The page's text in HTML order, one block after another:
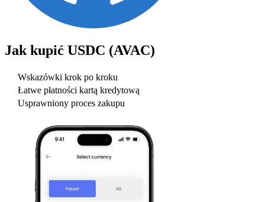
Jak kupić USDC (AVAC)
Wskazówki krok po kroku
Łatwe płatności kartą kredytową
Usprawniony proces zakupu